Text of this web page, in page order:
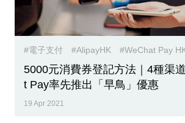
閱
區
#電子支付 #AlipayHK #WeChat Pay
5000元消費券登記方法｜4種渠
t Pay率先推出「早鳥」優惠
19 Apr 2021